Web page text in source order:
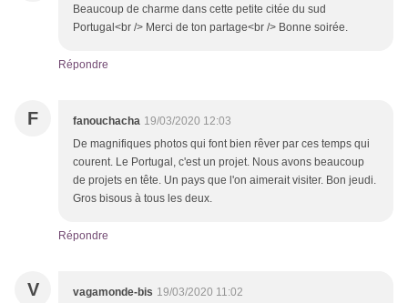
Beaucoup de charme dans cette petite citée du sud
Portugal<br /> Merci de ton partage<br /> Bonne soirée.
Répondre
F fanouchacha 19/03/2020 12:03
De magnifiques photos qui font bien rêver par ces temps qui
courent. Le Portugal, c'est un projet. Nous avons beaucoup
de projets en tête. Un pays que l'on aimerait visiter. Bon jeudi.
Gros bisous à tous les deux.
Répondre
V vagamonde-bis 19/03/2020 11:02